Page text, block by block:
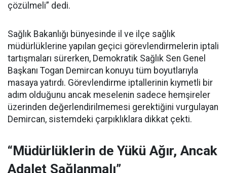
çözülmeli” dedi.
Sağlık Bakanlığı bünyesinde il ve ilçe sağlık
müdürlüklerine yapılan geçici görevlendirmelerin iptali
tartışmaları sürerken, Demokratik Sağlık Sen Genel
Başkanı Togan Demircan konuyu tüm boyutlarıyla
masaya yatırdı. Görevlendirme iptallerinin kıymetli bir
adım olduğunu ancak meselenin sadece hemşireler
üzerinden değerlendirilmemesi gerektiğini vurgulayan
Demircan, sistemdeki çarpıklıklara dikkat çekti.
“Müdürlüklerin de Yükü Ağır, Ancak
Adalet Sağlanmalı”